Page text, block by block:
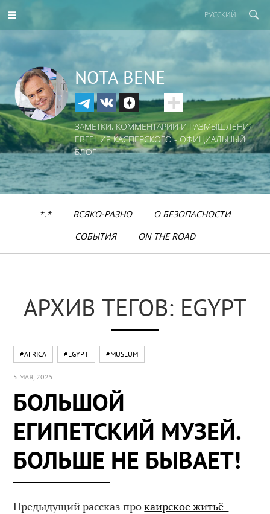
РУССКИЙ
NOTA BENE
ЗАМЕТКИ, КОММЕНТАРИИ И РАЗМЫШЛЕНИЯ
ЕВГЕНИЯ КАСПЕРСКОГО - ОФИЦИАЛЬНЫЙ
БЛОГ
*.* ВСЯКО-РАЗНО
О БЕЗОПАСНОСТИ
СОБЫТИЯ
ON THE ROAD
АРХИВ ТЕГОВ: EGYPT
#AFRICA #EGYPT #MUSEUM
5 МАЯ, 2025
БОЛЬШОЙ
ЕГИПЕТСКИЙ МУЗЕЙ.
БОЛЬШЕ НЕ БЫВАЕТ!
Предыдущий рассказ прокаирское житьё-